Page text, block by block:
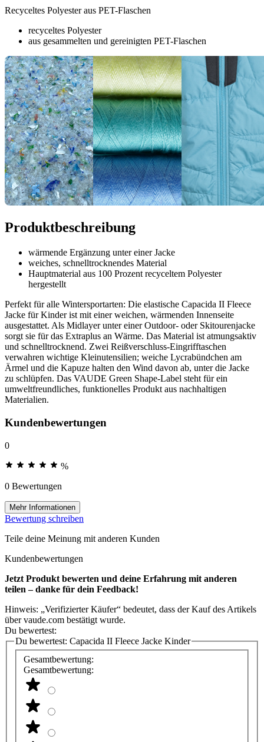
Recyceltes Polyester aus PET-Flaschen
recyceltes Polyester
aus gesammelten und gereinigten PET-Flaschen
Produktbeschreibung
wärmende Ergänzung unter einer Jacke
weiches, schnelltrocknendes Material
Hauptmaterial aus 100 Prozent recyceltem Polyester
hergestellt
Perfekt für alle Wintersportarten: Die elastische Capacida II Fleece
Jacke für Kinder ist mit einer weichen, wärmenden Innenseite
ausgestattet. Als Midlayer unter einer Outdoor- oder Skitourenjacke
sorgt sie für das Extraplus an Wärme. Das Material ist atmungsaktiv
und schnelltrocknend. Zwei Reißverschluss-Eingrifftaschen
verwahren wichtige Kleinutensilien; weiche Lycrabündchen am
Ärmel und die Kapuze halten den Wind davon ab, unter die Jacke
zu schlüpfen. Das VAUDE Green Shape-Label steht für ein
umweltfreundliches, funktionelles Produkt aus nachhaltigen
Materialien.
Kundenbewertungen
0
%
0 Bewertungen
Mehr Informationen
Bewertung schreiben
Teile deine Meinung mit anderen Kunden
Kundenbewertungen
Jetzt Produkt bewerten und deine Erfahrung mit anderen
teilen – danke für dein Feedback!
Hinweis: „Verifizierter Käufer“ bedeutet, dass der Kauf des Artikels
über vaude.com bestätigt wurde.
Du bewertest:
Du bewertest: Capacida II Fleece Jacke Kinder
Gesamtbewertung:
Gesamtbewertung: